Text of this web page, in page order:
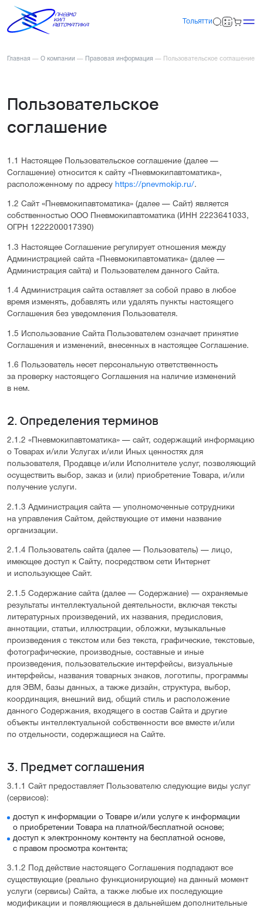
Тольятти
Главная — О компании — Правовая информация — Пользовательское соглашение
Пользовательское
соглашение
1.1 Настоящее Пользовательское соглашение (далее —
Соглашение) относится к сайту «Пневмокипавтоматика»,
расположенному по адресу https://pnevmokip.ru/.
1.2 Сайт «Пневмокипавтоматика» (далее — Сайт) является
собственностью ООО Пневмокипавтоматика (ИНН 2223641033,
ОГРН 1222200017390)
1.3 Настоящее Соглашение регулирует отношения между
Администрацией сайта «Пневмокипавтоматика» (далее —
Администрация сайта) и Пользователем данного Сайта.
1.4 Администрация сайта оставляет за собой право в любое
время изменять, добавлять или удалять пункты настоящего
Соглашения без уведомления Пользователя.
1.5 Использование Сайта Пользователем означает принятие
Соглашения и изменений, внесенных в настоящее Соглашение.
1.6 Пользователь несет персональную ответственность
за проверку настоящего Соглашения на наличие изменений
в нем.
2. Определения терминов
2.1.2 «Пневмокипавтоматика» — сайт, содержащий информацию
о Товарах и/или Услугах и/или Иных ценностях для
пользователя, Продавце и/или Исполнителе услуг, позволяющий
осуществить выбор, заказ и (или) приобретение Товара, и/или
получение услуги.
2.1.3 Администрация сайта — уполномоченные сотрудники
на управления Сайтом, действующие от имени название
организации.
2.1.4 Пользователь сайта (далее — Пользователь) — лицо,
имеющее доступ к Сайту, посредством сети Интернет
и использующее Сайт.
2.1.5 Содержание сайта (далее — Содержание) — охраняемые
результаты интеллектуальной деятельности, включая тексты
литературных произведений, их названия, предисловия,
аннотации, статьи, иллюстрации, обложки, музыкальные
произведения с текстом или без текста, графические, текстовые,
фотографические, производные, составные и иные
произведения, пользовательские интерфейсы, визуальные
интерфейсы, названия товарных знаков, логотипы, программы
для ЭВМ, базы данных, а также дизайн, структура, выбор,
координация, внешний вид, общий стиль и расположение
данного Содержания, входящего в состав Сайта и другие
объекты интеллектуальной собственности все вместе и/или
по отдельности, содержащиеся на Сайте.
3. Предмет соглашения
3.1.1 Сайт предоставляет Пользователю следующие виды услуг
(сервисов):
доступ к информации о Товаре и/или услуге к информации
о приобретении Товара на платной/бесплатной основе;
доступ к электронному контенту на бесплатной основе,
с правом просмотра контента;
3.1.2 Под действие настоящего Соглашения подпадают все
существующие (реально функционирующие) на данный момент
услуги (сервисы) Сайта, а также любые их последующие
модификации и появляющиеся в дальнейшем дополнительные